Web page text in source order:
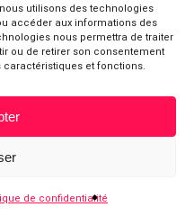
utilisons des technologies
accéder aux informations des
nous permettra de traiter
ou de retirer son consentement
et fonctions.
de confidentialité